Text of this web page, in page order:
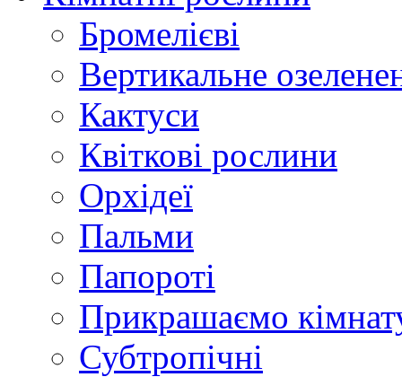
Бромелієві
Вертикальне
Кактуси
Квіткові рослини
Орхідеї
Пальми
Папороті
Прикрашаємо
Субтропічні